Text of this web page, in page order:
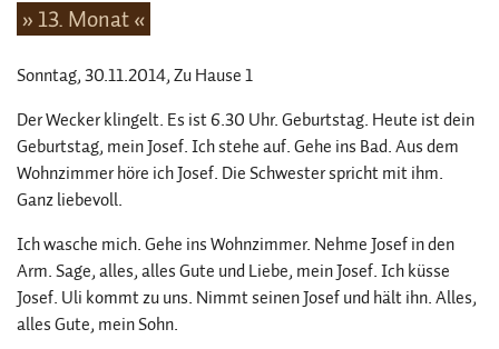
» 13. Monat «
Sonntag, 30.11.2014, Zu Hause 1
Der Wecker klingelt. Es ist 6.30 Uhr. Geburtstag. Heute ist dein
Geburtstag, mein Josef. Ich stehe auf. Gehe ins Bad. Aus dem
Wohnzimmer höre ich Josef. Die Schwester spricht mit ihm.
Ganz liebevoll.
Ich wasche mich. Gehe ins Wohnzimmer. Nehme Josef in den
Arm. Sage, alles, alles Gute und Liebe, mein Josef. Ich küsse
Josef. Uli kommt zu uns. Nimmt seinen Josef und hält ihn. Alles,
alles Gute, mein Sohn.